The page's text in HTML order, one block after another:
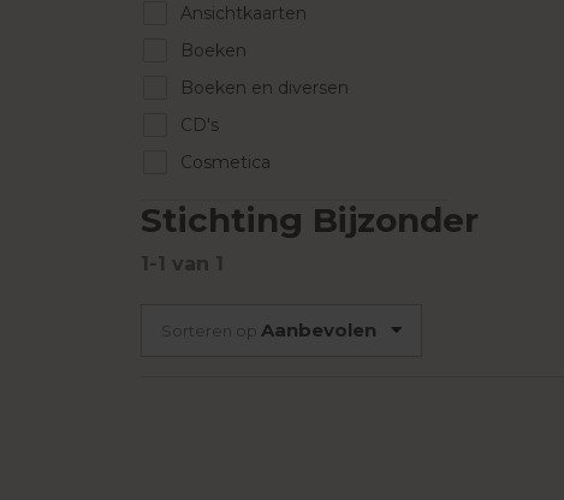
Ansichtkaarten
Boeken
Boeken en diversen
CD's
Cosmetica
Dranken en etenswaren
Frisdranken en 0,0%
Stichting Bijzonder
1-1 van 1
Sorteren op Aanbevolen